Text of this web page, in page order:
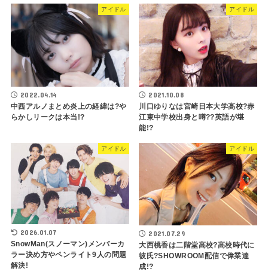
アイドル
2022.04.14
中西アルノまとめ炎上の経緯は?や
らかしリークは本当!?
アイドル
2021.10.08
川口ゆりなは宮崎日本大学高校?赤
江東中学校出身と噂??英語が堪
能!?
アイドル
2026.01.07
SnowMan(スノーマン)メンバーカ
ラー決め方やペンライト9人の問題
解決!
アイドル
2021.07.29
大西桃香は二階堂高校?高校時代に
彼氏?SHOWROOM配信で偉業達
成!?